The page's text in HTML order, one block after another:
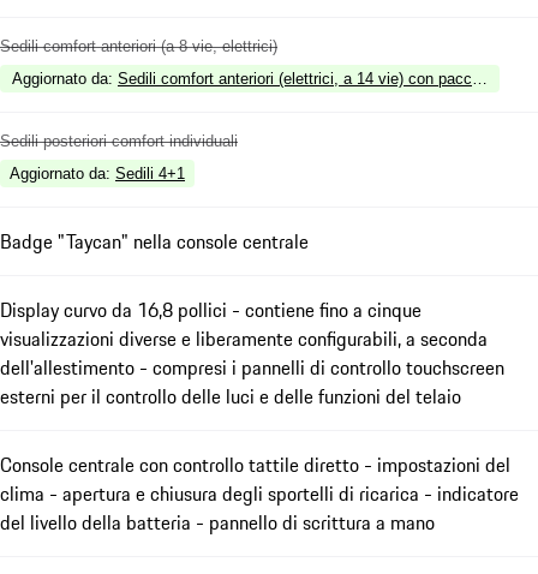
Sedili comfort anteriori (a 8 vie, elettrici)
Aggiornato da: Sedili comfort anteriori (elettrici, a 14 vie) con pacchetto
Sedili posteriori comfort individuali
Aggiornato da: Sedili 4+1
Badge "Taycan" nella console centrale
Display curvo da 16,8 pollici - contiene fino a cinque
visualizzazioni diverse e liberamente configurabili, a seconda
dell'allestimento - compresi i pannelli di controllo touchscreen
esterni per il controllo delle luci e delle funzioni del telaio
Console centrale con controllo tattile diretto - impostazioni del
clima - apertura e chiusura degli sportelli di ricarica - indicatore
del livello della batteria - pannello di scrittura a mano